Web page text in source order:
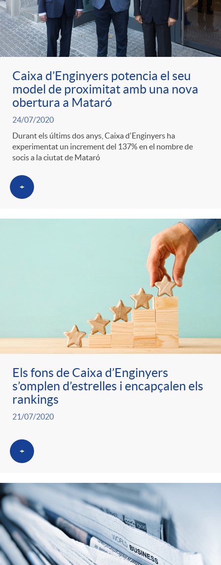
Caixa d’Enginyers potencia el seu
model de proximitat amb una nova
obertura a Mataró
24/07/2020
Durant els últims dos anys, Caixa d'Enginyers ha
experimentat un increment del 137% en el nombre de
socis a la ciutat de Mataró
+
Els fons de Caixa d’Enginyers
s’omplen d’estrelles i encapçalen els
rankings
21/07/2020
+